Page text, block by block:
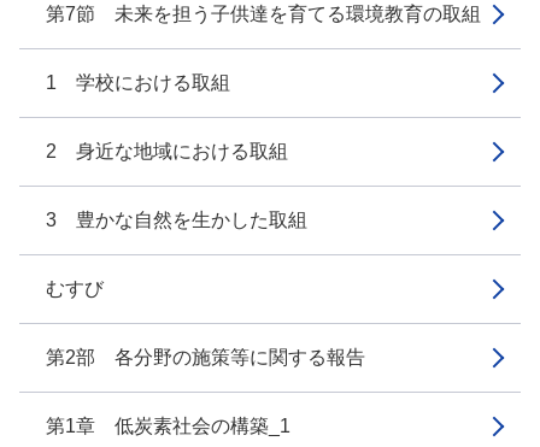
第7節 未来を担う子供達を育てる環境教育の取組
1 学校における取組
2 身近な地域における取組
3 豊かな自然を生かした取組
むすび
第2部 各分野の施策等に関する報告
第1章 低炭素社会の構築_1